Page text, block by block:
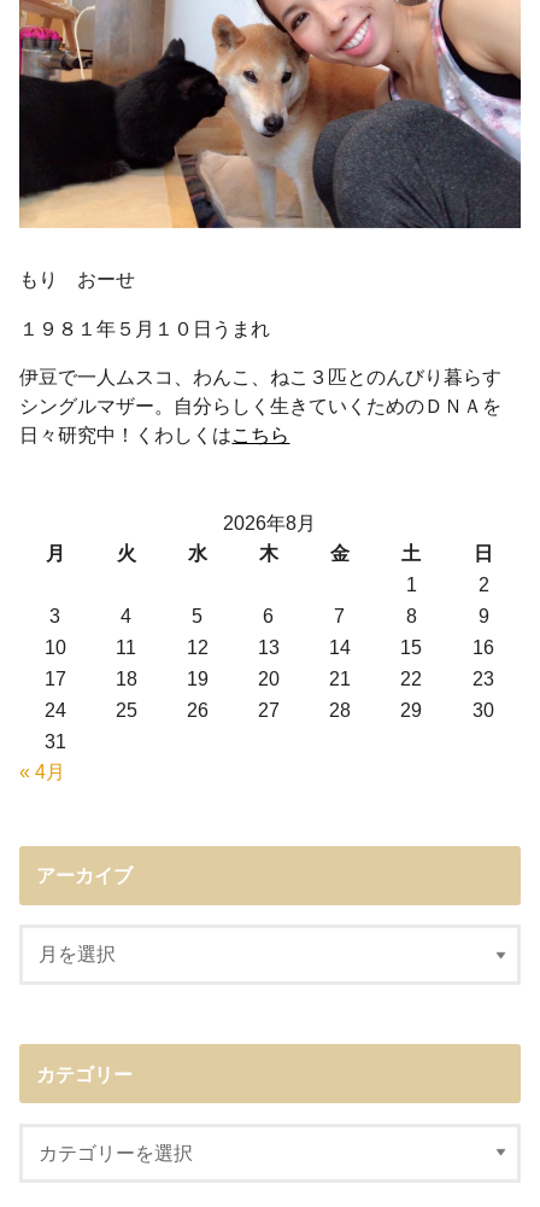
もり おーせ
１９８１年５月１０日うまれ
伊豆で一人ムスコ、わんこ、ねこ３匹とのんびり暮らす
シングルマザー。自分らしく生きていくためのＤＮＡを
日々研究中！くわしくはこちら
2026年8月
月
火 水 木 金 土
日
1
2
3
4 5 6 7 8
9
10
11 12 13 14 15
16
17
18 19 20 21 22
23
24
25 26 27 28 29
30
31
« 4月
アーカイブ
カテゴリー